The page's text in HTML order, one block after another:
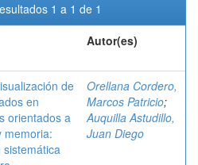
1 a 1 de 1
Autor(es)
de
en
orientados a
memoria:
sistemática
Orellana Cordero,
Marcos Patricio;
Auquilla Astudillo,
Juan Diego